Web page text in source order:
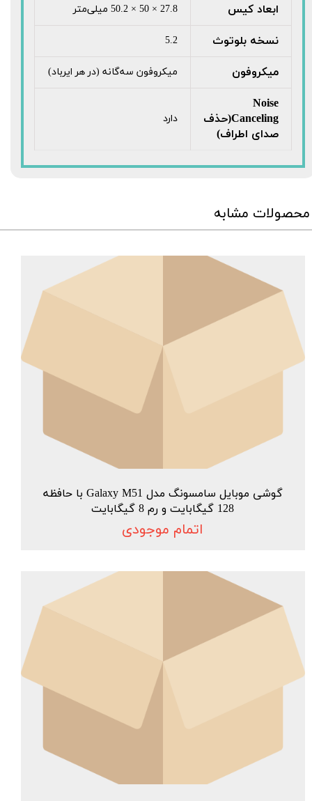
ابعاد کیس 27.8 × 50 × 50.2 میلی‌متر
نسخه بلوتوث 5.2
میکروفون میکروفون سه‌گانه (در هر ایرباد)
Noise
Canceling(حذف
صدای اطراف)
دارد
محصولات مشابه
گوشی موبایل سامسونگ مدل Galaxy M51 با حافظه
128 گیگابایت و رم 8 گیگابایت
اتمام موجودی